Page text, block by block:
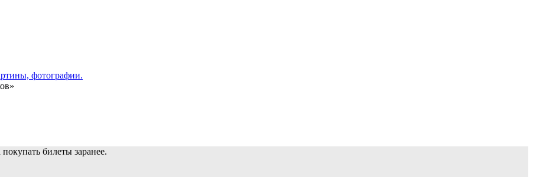
билеты заранее.